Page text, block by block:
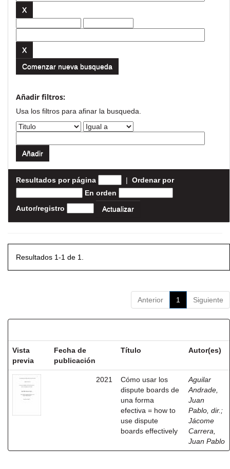
Comenzar nueva busqueda
Añadir filtros:
Usa los filtros para afinar la busqueda.
Resultados por página | Ordenar por
En orden
Autor/registro
Resultados 1-1 de 1.
Anterior 1 Siguiente
Vista
previa
Fecha de
publicación
Título Autor(es)
2021
Cómo usar los
dispute boards de
una forma
efectiva = how to
use dispute
boards effectively
Aguilar
Andrade,
Juan
Pablo, dir. ;
Jácome
Carrera,
Juan Pablo